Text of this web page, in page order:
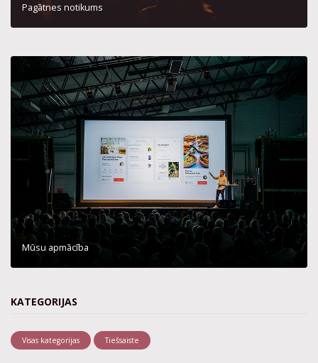
Pagātnes notikums
Mūsu apmācība
KATEGORIJAS
Visas kategorijas Tiešsaiste